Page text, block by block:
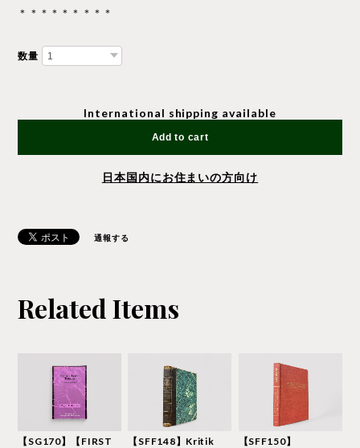
＊＊＊＊＊＊＊＊＊
数量
International shipping available
Add to cart
日本国内にお住まいの方向け
通報する
Related Items
【SG170】【FIRST
【SFF148】Kritik
【SFF150】